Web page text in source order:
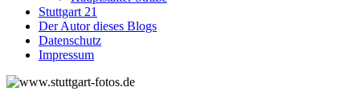
Stuttgart 21
Der Autor dieses Blogs
Datenschutz
Impressum